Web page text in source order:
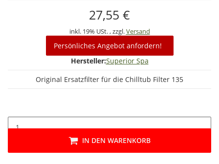
27,55 €
inkl. 19% USt. , zzgl.Versand
Persönliches Angebot anfordern!
Hersteller:Superior Spa
Original Ersatzfilter für die Chilltub Filter 135
IN DEN WARENKORB